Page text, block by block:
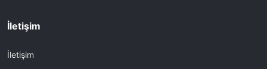
İletişim
İletişim